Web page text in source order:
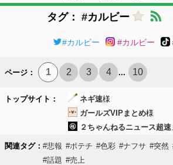
タグ： #カルビー
#カルビー #カルビー
ページ： 1 2 3 4 ... 10
トップサイト： ネギ速様
ガールズVIPまとめ様
２ちゃんねるニュース超速
関連タグ： #悲報 #ポテチ #色彩 #ナフサ #突然
#話題 #売上